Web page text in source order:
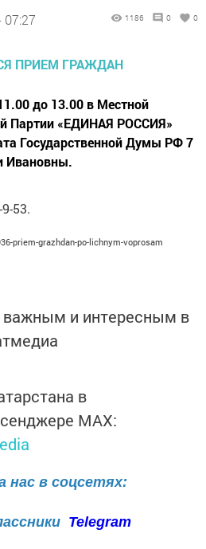
07:27 1186 0 0
до 13.00 в Местной
Партии «ЕДИНАЯ РОССИЯ»
Государственной Думы РФ 7
Ивановны.
53.
priem-grazhdan-po-lichnym-voprosam
и интересным в
в
MАХ:
нас в соцсетях:
Telegram